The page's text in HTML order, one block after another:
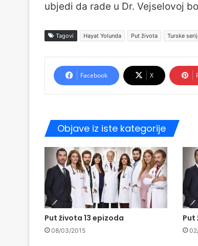
ubjedi da rade u Dr. Vejselovoj
Tagovi Hayat Yolunda Put života Turske
Facebook X
Objave iz iste kategorije
Put života 13 epizoda
08/03/2015
Put